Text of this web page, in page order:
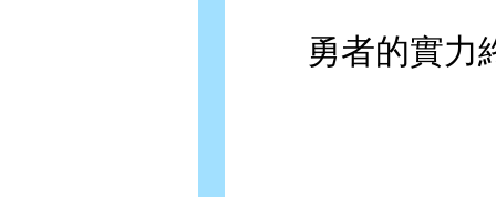
勇者的實力